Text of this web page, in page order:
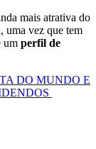
mais atrativa do
uma vez que tem
um perfil de
DO MUNDO E